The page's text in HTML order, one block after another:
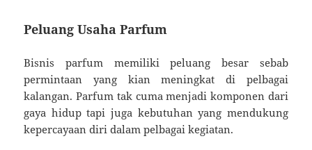
Peluang Usaha Parfum
Bisnis parfum memiliki peluang besar sebab
permintaan yang kian meningkat di pelbagai
kalangan. Parfum tak cuma menjadi komponen dari
gaya hidup tapi juga kebutuhan yang mendukung
kepercayaan diri dalam pelbagai kegiatan.